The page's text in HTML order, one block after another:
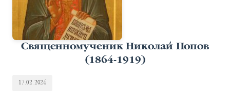
Священномученик Николай Попов
(1864-1919)
17.02.2024